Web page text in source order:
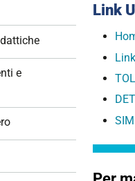
Link
e